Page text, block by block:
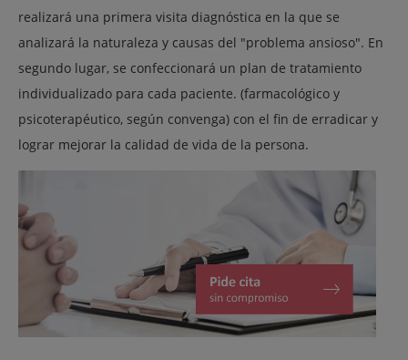
realizará una primera visita diagnóstica en la que se
analizará la naturaleza y causas del "problema ansioso". En
segundo lugar, se confeccionará un plan de tratamiento
individualizado para cada paciente. (farmacológico y
psicoterapéutico, según convenga) con el fin de erradicar y
lograr mejorar la calidad de vida de la persona.